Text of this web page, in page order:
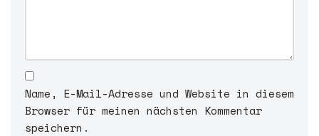
Name, E-Mail-Adresse und Website in diesem
Browser für meinen nächsten Kommentar
speichern.